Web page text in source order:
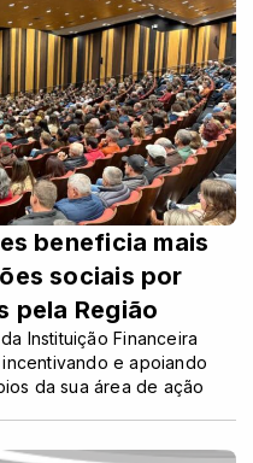
beneficia mais
sociais por
pela Região
Instituição Financeira
e apoiando
da sua área de ação